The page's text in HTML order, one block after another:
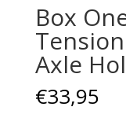
Box
Axle
€33,95